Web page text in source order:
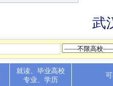
武
就读、毕业高校
专业、学历